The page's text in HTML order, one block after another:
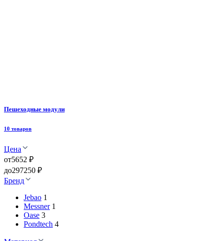
Пешеходные модули
10 товаров
Цена
от5652 ₽
до297250 ₽
Бренд
Jebao 1
Messner 1
Oase 3
Pondtech 4